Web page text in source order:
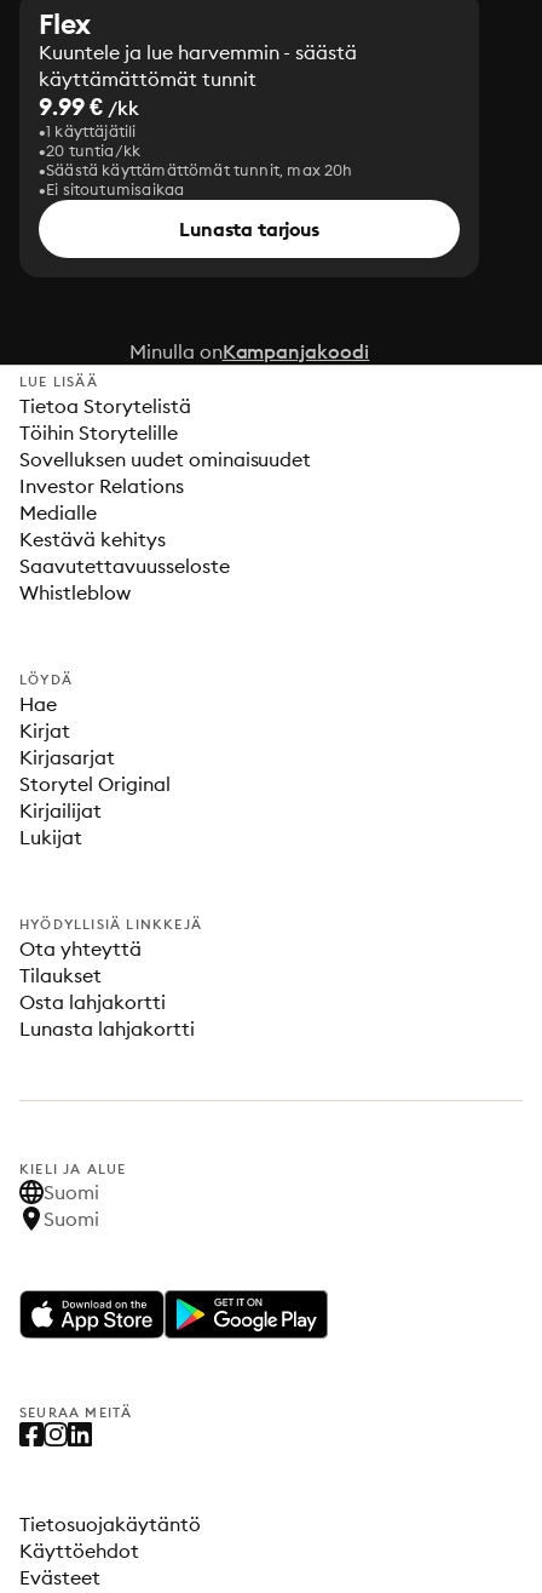
Flex
Kuuntele ja lue harvemmin - säästä
käyttämättömät tunnit
9.99 € /kk
1 käyttäjätili
20 tuntia/kk
Säästä käyttämättömät tunnit, max 20h
Ei sitoutumisaikaa
Lunasta tarjous
Minulla onKampanjakoodi
LUE LISÄÄ
Tietoa Storytelistä
Töihin Storytelille
Sovelluksen uudet ominaisuudet
Investor Relations
Medialle
Kestävä kehitys
Saavutettavuusseloste
Whistleblow
LÖYDÄ
Hae
Kirjat
Kirjasarjat
Storytel Original
Kirjailijat
Lukijat
HYÖDYLLISIÄ LINKKEJÄ
Ota yhteyttä
Tilaukset
Osta lahjakortti
Lunasta lahjakortti
KIELI JA ALUE
Suomi
Suomi
SEURAA MEITÄ
Tietosuojakäytäntö
Käyttöehdot
Evästeet